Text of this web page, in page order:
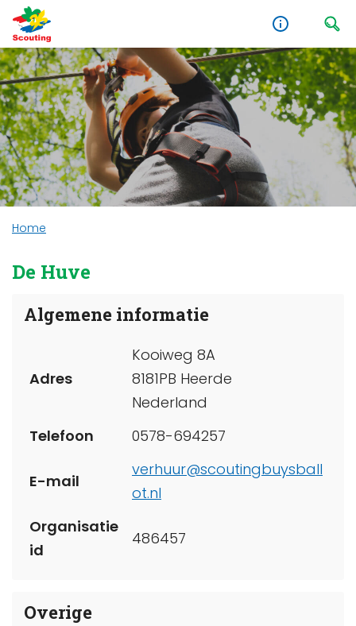
Home
De Huve
Algemene informatie
Adres
Kooiweg 8A
8181PB Heerde
Nederland
Telefoon
0578-694257
E-mail
verhuur@scoutingbuysball
ot.nl
Organisatie
id
486457
Overige